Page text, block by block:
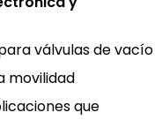
válvulas de vacío
movilidad
que